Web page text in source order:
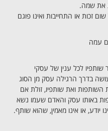
את שמה.
זכות או התחייבות ואינו פוגם
עמה
לכל ענין של עסקי
בדרך הרגילה עסק מן הסוג
ואת שותפיו, זולת אם
באותו עסק והאדם שעמו נשא
יודע, או אינו מאמין, שהוא שותף.